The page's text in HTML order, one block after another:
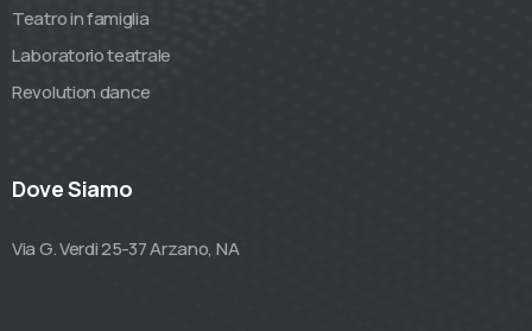
Teatro in famiglia
Laboratorio teatrale
Revolution dance
Dove Siamo
Via G. Verdi 25-37 Arzano, NA